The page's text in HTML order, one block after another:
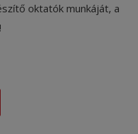
oktatók munkáját, a